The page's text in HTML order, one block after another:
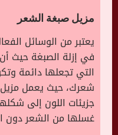
مزيل صبغة الشعر
يعتبر من الوسائل
في إزلة الصبغة حيث
التي تجعلها دائمة
شعرك، حيث يعمل
جزيئات اللون إلى
غسلها من الشعر دون